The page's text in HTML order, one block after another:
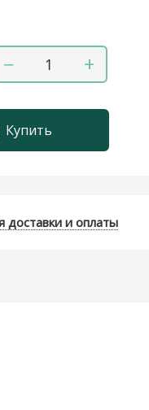
− +
Купить
доставки и оплаты